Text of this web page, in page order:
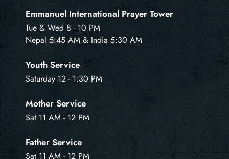
Emmanuel International Prayer Tower
Tue & Wed 8 - 10 PM
Nepal 5:45 AM & India 5:30 AM
Youth Service
Saturday 12 - 1:30 PM
Mother Service
Sat 11 AM - 12 PM
Father Service
Sat 11 AM - 12 PM